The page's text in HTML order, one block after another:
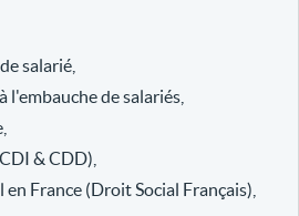
salarié,
l'embauche de salariés,
& CDD),
France (Droit Social Français),